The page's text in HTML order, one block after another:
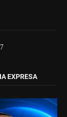
EXPRESA